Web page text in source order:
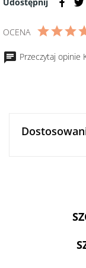
Włochy
BIO
ml
smażenia
500g
OCENA
Przeczytaj opinie